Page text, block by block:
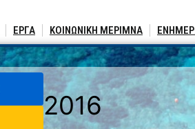
ΕΡΓΑ ΚΟΙΝΩΝΙΚΗ ΜΕΡΙΜΝΑ
2016